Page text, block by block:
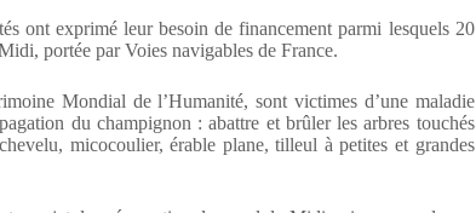
ont exprimé leur besoin de financement parmi lesquels 20
portée par Voies navigables de France.
Mondial de l’Humanité, sont victimes d’une maladie
du champignon : abattre et brûler les arbres touchés
micocoulier, érable plane, tilleul à petites et grandes